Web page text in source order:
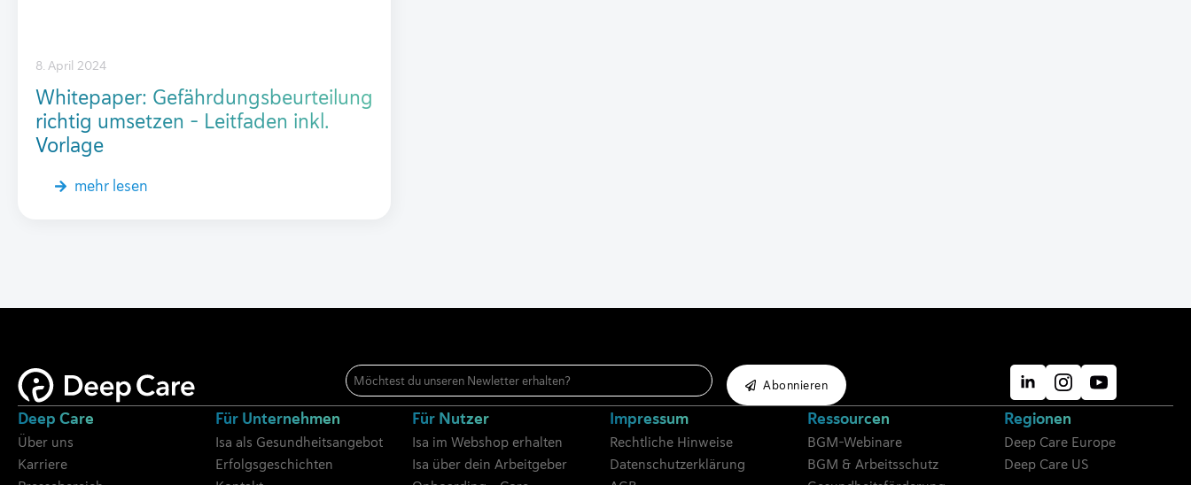
Whitepaper: Gefährdungsbeurteilung
richtig umsetzen – Leitfaden inkl.
Vorlage
8. April 2024
mehr lesen
E-
Mail
*
Abonnieren
Deep Care
Über uns
Karriere
Für Unternehmen
Isa als Gesundheitsangebot
Erfolgsgeschichten
Für Nutzer
Isa im Webshop erhalten
Isa über dein Arbeitgeber
Impressum
Rechtliche Hinweise
Datenschutzerklärung
Ressourcen
BGM-Webinare
BGM & Arbeitsschutz
Regionen
Deep Care Europe
Deep Care US